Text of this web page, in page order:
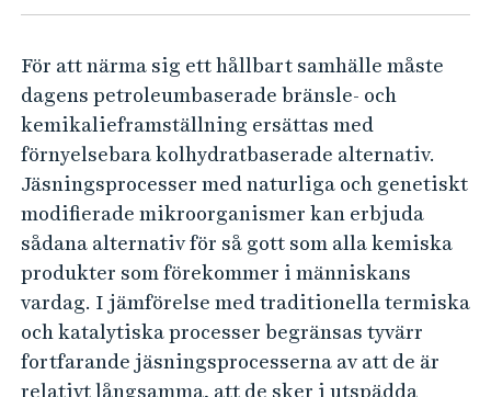
p
l
i
n
g
a
v
c
e
l
l
För att närma sig ett hållbart samhälle måste
dagens petroleumbaserade bränsle- och
kemikalieframställning ersättas med
förnyelsebara kolhydratbaserade alternativ.
Jäsningsprocesser med naturliga och genetiskt
modifierade mikroorganismer kan erbjuda
sådana alternativ för så gott som alla kemiska
produkter som förekommer i människans
vardag. I jämförelse med traditionella termiska
och katalytiska processer begränsas tyvärr
fortfarande jäsningsprocesserna av att de är
relativt långsamma, att de sker i utspädda